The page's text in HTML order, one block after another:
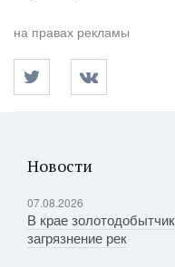
на правах рекламы
Новости
07.08.2026
В крае
загрязнение рек